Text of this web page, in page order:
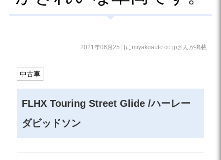
2021年06月25日にmiyakoauto.co.jpさんが掲載
中古車
FLHX Touring Street Glide /ハーレー
ダビッドソン